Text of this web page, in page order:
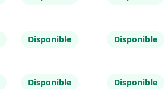
Disponible Disponible
Disponible Disponible